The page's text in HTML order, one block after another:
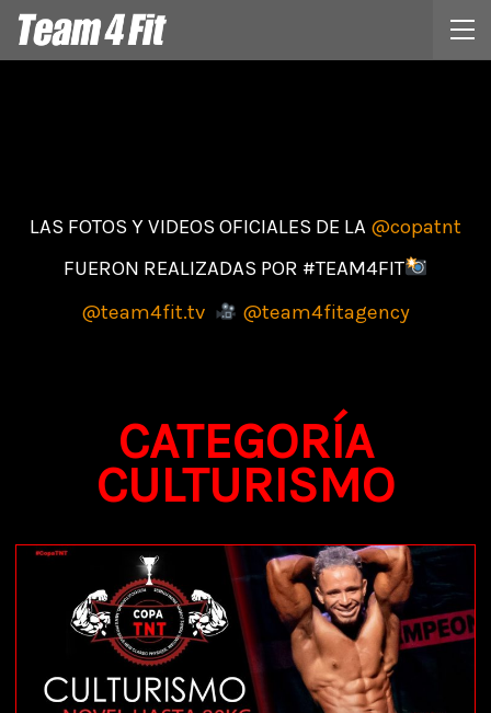
LAS FOTOS Y VIDEOS OFICIALES DE LA @copatnt
FUERON REALIZADAS POR #TEAM4FIT
@team4fit.tv
@team4fitagency
CATEGORÍA
CULTURISMO